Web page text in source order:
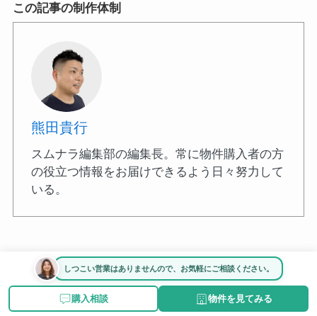
この記事の制作体制
熊田貴行
スムナラ編集部の編集長。常に物件購入者の方
の役立つ情報をお届けできるよう日々努力して
いる。
1万～5万人未満 川崎市高津区
しつこい営業はありませんので、お気軽にご相談ください。
購入相談 物件を見てみる